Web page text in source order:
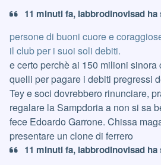
11 minuti fa, labbrodinovisad
persone di buoni cuore e
il club per i suoi soli debiti.
e certo perchè ai 150 milioni sinora
quelli per pagare i debiti pregressi
Tey e soci dovrebbero rinunciare,
regalare la Sampdoria a non si sa
fece Edoardo Garrone. Chissa
presentare un clone di ferrero
11 minuti fa, labbrodinovisad